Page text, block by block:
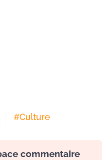
#Culture
commentaire